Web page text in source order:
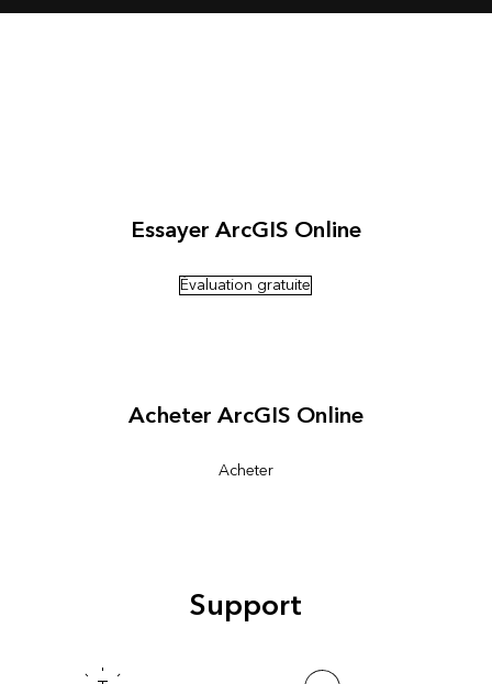
Essayer ArcGIS Online
Évaluation gratuite
Acheter ArcGIS Online
Acheter
Support